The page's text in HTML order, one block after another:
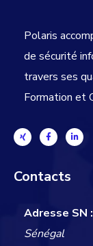
Polaris
de sécurité
travers ses
Formation et
Contacts
Adresse SN :
Sénégal